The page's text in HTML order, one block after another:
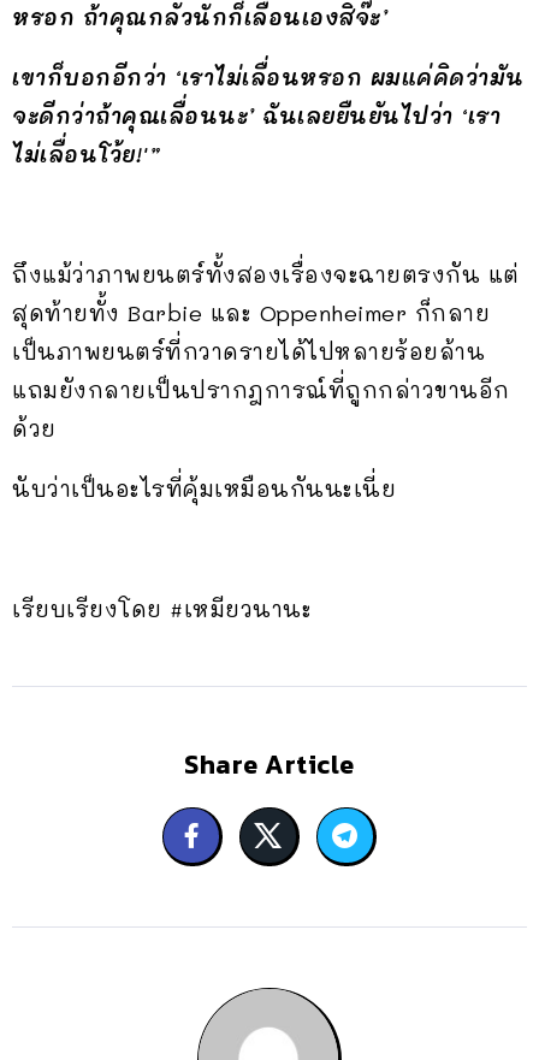
หรอก ถ้าคุณกลัวนักก็เลื่อนเองสิจ๊ะ’
เขาก็บอกอีกว่า ‘เราไม่เลื่อนหรอก ผมแค่คิดว่ามัน
จะดีกว่าถ้าคุณเลื่อนนะ’ ฉันเลยยืนยันไปว่า ‘เรา
ไม่เลื่อนโว้ย!'”
ถึงแม้ว่าภาพยนตร์ทั้งสองเรื่องจะฉายตรงกัน แต่
สุดท้ายทั้ง Barbie และ Oppenheimer ก็กลาย
เป็นภาพยนตร์ที่กวาดรายได้ไปหลายร้อยล้าน
แถมยังกลายเป็นปรากฎการณ์ที่ถูกกล่าวขานอีก
ด้วย
นับว่าเป็นอะไรที่คุ้มเหมือนกันนะเนี่ย
เรียบเรียงโดย #เหมียวนานะ
Share Article